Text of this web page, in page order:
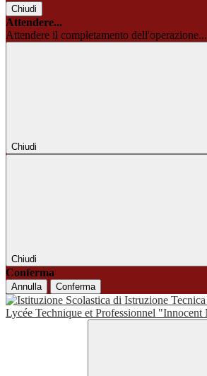
Chiudi
Attendere...
Attendere il completamento dell'operazione...
Chiudi
Chiudi
Conferma
Annulla Conferma